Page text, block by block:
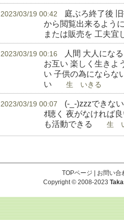
2023/03/19 00:42
庭ぶろ終了後
から閲覧出来るよう
または販売を 工夫宜
2023/03/19 00:16
人間 大人にな
お互い 楽しく生きよ
い 子供の為にならな
い 生 いきる
2023/03/19 00:07
(-_-)zzzできな
ｵ聴く 夜がなければ
も活動できる
生 い
TOPページ
お問い合
Copyright © 2008-2023